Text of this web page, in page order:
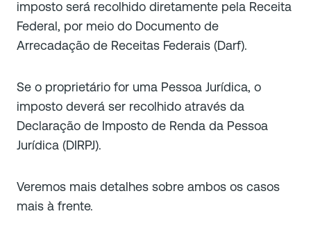
imposto será recolhido diretamente pela Receita
Federal, por meio do Documento de
Arrecadação de Receitas Federais (Darf).
Se o proprietário for uma Pessoa Jurídica, o
imposto deverá ser recolhido através da
Declaração de Imposto de Renda da Pessoa
Jurídica (DIRPJ).
Veremos mais detalhes sobre ambos os casos
mais à frente.